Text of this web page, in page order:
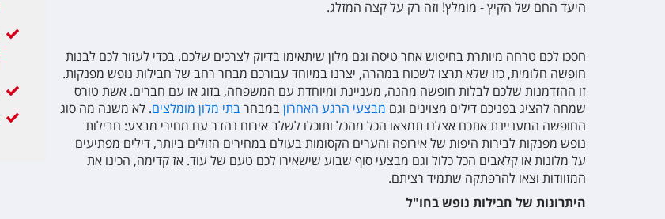
היעד החם של הקיץ - מומלץ! וזה רק על קצה המזלג.
חסכו לכם טרחה מיותרת בחיפוש אחר טיסה וגם מלון שיתאימו בדיוק לצרכים שלכם. בכדי לעזור לכם לבנות
חופשה חלומית, כזו שלא תרצו לשכוח במהרה, יצרנו במיוחד עבורכם מבחר רחב של חבילות נופש מפנקות.
זו ההזדמנות שלכם לבלות חופשה מהנה, מעניינת ומיוחדת עם המשפחה, בזוג או עם חברים. אשת טורס
שמחה להציג בפניכם דילים מצוינים וגם מבצעי הרגע האחרוןבמבחרבתי מלון מומלצים. לא משנה מה סוג
החופשה המעניינת אתכם אצלנו תמצאו הכל מהכל ותוכלו לשלב אירוח נהדר עם מחירי מבצע: חבילות
נופש מפנקות לבירות היפות של אירופה והערים הקסומות בעולם במחירים הזולים ביותר, דילים מפתיעים
על מלונות או קלאבים הכל כלול וגם מבצעי סוף שבוע שישאירו לכם טעם של עוד. אז קדימה, הכינו את
המזוודות וצאו להרפתקה שתמיד רציתם.
היתרונות של חבילות נופשבחו"ל